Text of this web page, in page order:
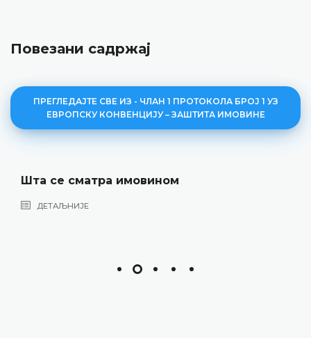
Повезани садржај
ПРЕГЛЕДАЈТЕ СВЕ ИЗ - ЧЛАН 1 ПРОТОКОЛА БРОЈ 1 УЗ
ЕВРОПСКУ КОНВЕНЦИЈУ – ЗАШТИТА ИМОВИНЕ
Шта се сматра имовином
ДЕТАЉНИЈЕ